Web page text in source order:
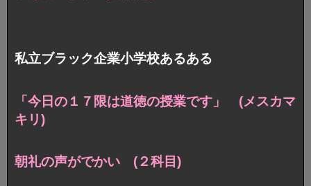
私立ブラック企業小学校あるある
「今日の１７限は道徳の授業です」 (メスカマ
キリ)
朝礼の声がでかい (２科目)